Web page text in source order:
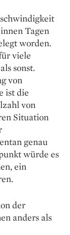
Tagen
worden.
viele
sonst.
von
ist die
von
Situation
genau
würde es
ein
der
anders als